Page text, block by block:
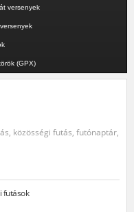
versenyek
(GPX)
közösségi futás, futónaptár,
futások